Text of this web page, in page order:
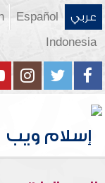
عربي Español
Indonesia